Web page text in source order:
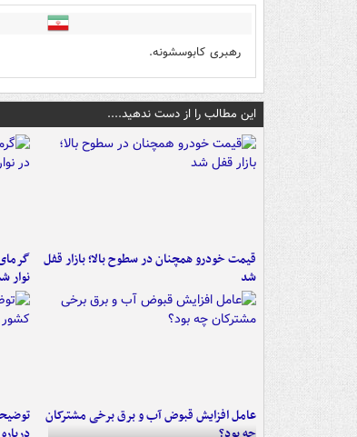
رهبری کابوسشونه.
این مطالب را از دست ندهید....
قیمت خودرو همچنان در سطوح بالا؛ بازار قفل
شد
نوار
عامل افزایش قبوض آب و برق برخی مشترکان